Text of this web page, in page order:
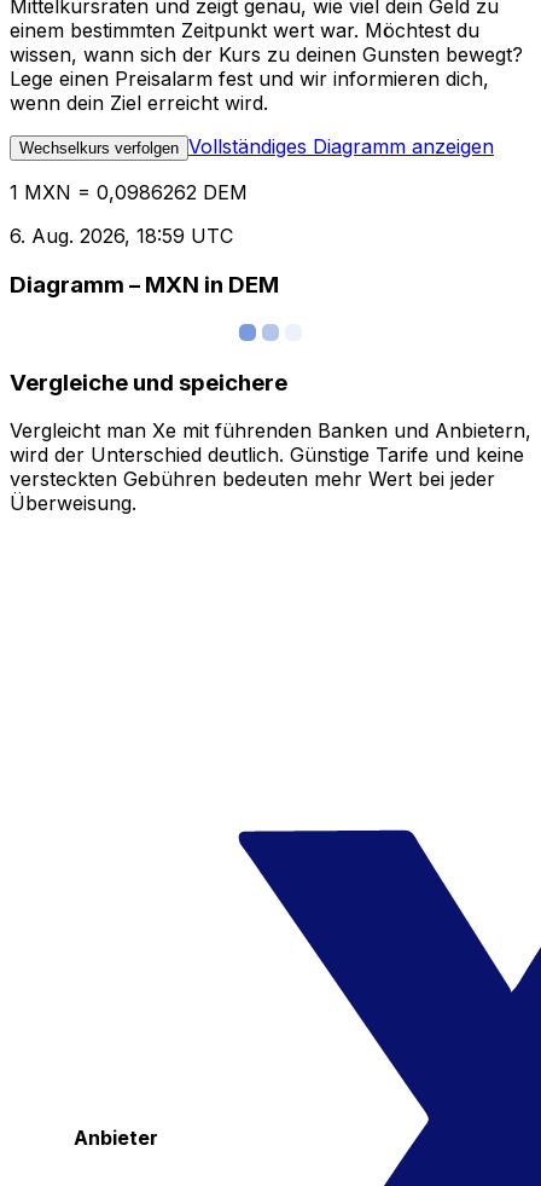
Mittelkursraten und zeigt genau, wie viel dein Geld zu
einem bestimmten Zeitpunkt wert war. Möchtest du
wissen, wann sich der Kurs zu deinen Gunsten bewegt?
Lege einen Preisalarm fest und wir informieren dich,
wenn dein Ziel erreicht wird.
Wechselkurs verfolgen Vollständiges Diagramm anzeigen
1 MXN = 0,0986262 DEM
6. Aug. 2026, 18:59 UTC
Diagramm – MXN in DEM
Vergleiche und speichere
Vergleicht man Xe mit führenden Banken und Anbietern,
wird der Unterschied deutlich. Günstige Tarife und keine
versteckten Gebühren bedeuten mehr Wert bei jeder
Überweisung.
Anbieter